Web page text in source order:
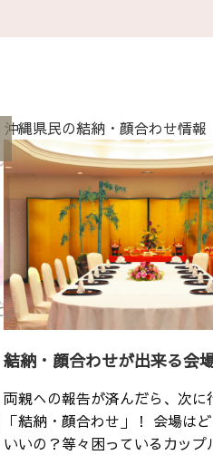
沖縄県民の結納・顔合わせ情報
結納・顔合わせが出来る会
両親への報告が済んだら、次に
「結納・顔合わせ」！ 会場は
いいの？等々困っているカップ